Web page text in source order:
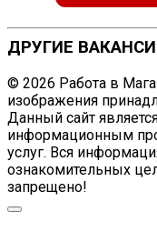
ДРУГИЕ
© 2026 Работа в
изображения
Данный сайт
информационным
услуг. Вся
ознакомительных
запрещено!